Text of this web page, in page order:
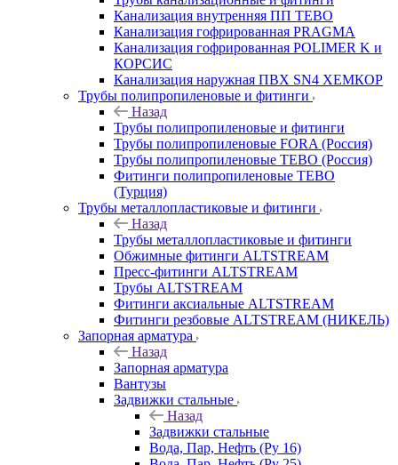
Канализация внутренняя ПП TEBO
Канализация гофрированная PRAGMA
Канализация гофрированная POLIMER K и
КОРСИС
Канализация наружная ПВХ SN4 ХЕМКОР
Трубы полипропиленовые и фитинги
Назад
Трубы полипропиленовые и фитинги
Трубы полипропиленовые FORA (Россия)
Трубы полипропиленовые TEBO (Россия)
Фитинги полипропиленовые TEBO
(Турция)
Трубы металлопластиковые и фитинги
Назад
Трубы металлопластиковые и фитинги
Обжимные фитинги ALTSTREAM
Пресс-фитинги ALTSTREAM
Трубы ALTSTREAM
Фитинги аксиальные ALTSTREAM
Фитинги резбовые ALTSTREAM (НИКЕЛЬ)
Запорная арматура
Назад
Запорная арматура
Вантузы
Задвижки стальные
Назад
Задвижки стальные
Вода, Пар, Нефть (Ру 16)